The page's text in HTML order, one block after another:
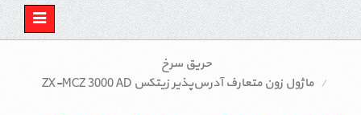
Toggle
حریق سرخ
ماژول زون متعارف آدرس‌پذیر زیتکس ZX-MCZ 3000 AD